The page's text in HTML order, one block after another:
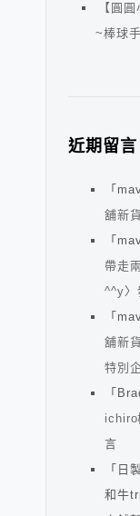
【圓
~棒球
近期留言
「
舖新
「
帶走
^^y〉
「
舖新
特別
「
ichiro
言
「 日
和牛